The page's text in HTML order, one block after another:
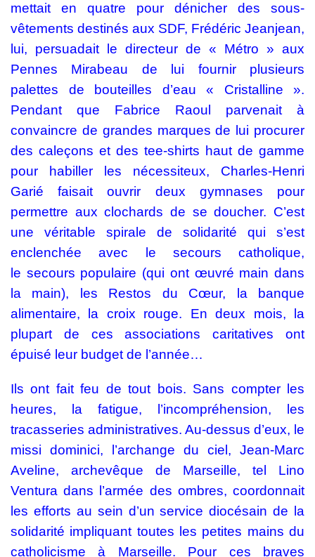
mettait en quatre pour dénicher des sous-
vêtements destinés aux SDF, Frédéric Jeanjean,
lui, persuadait le directeur de « Métro » aux
Pennes Mirabeau de lui fournir plusieurs
palettes de bouteilles d’eau « Cristalline ».
Pendant que Fabrice Raoul parvenait à
convaincre de grandes marques de lui procurer
des caleçons et des tee-shirts haut de gamme
pour habiller les nécessiteux, Charles-Henri
Garié faisait ouvrir deux gymnases pour
permettre aux clochards de se doucher. C’est
une véritable spirale de solidarité qui s’est
enclenchée avec le secours catholique,
le secours populaire (qui ont œuvré main dans
la main), les Restos du Cœur, la
banque
alimentaire, la croix rouge. En deux mois, la
plupart de ces associations caritatives ont
épuisé leur budget de l’année…
Ils ont fait feu de tout bois. Sans compter les
heures, la fatigue, l’incompréhension, les
tracasseries administratives. Au-dessus d’eux, le
missi dominici, l’archange du ciel, Jean-Marc
Aveline, archevêque de Marseille, tel Lino
Ventura dans l’armée des ombres, coordonnait
les efforts au sein d’un service diocésain de la
solidarité impliquant toutes les petites mains du
catholicisme à Marseille. Pour ces braves